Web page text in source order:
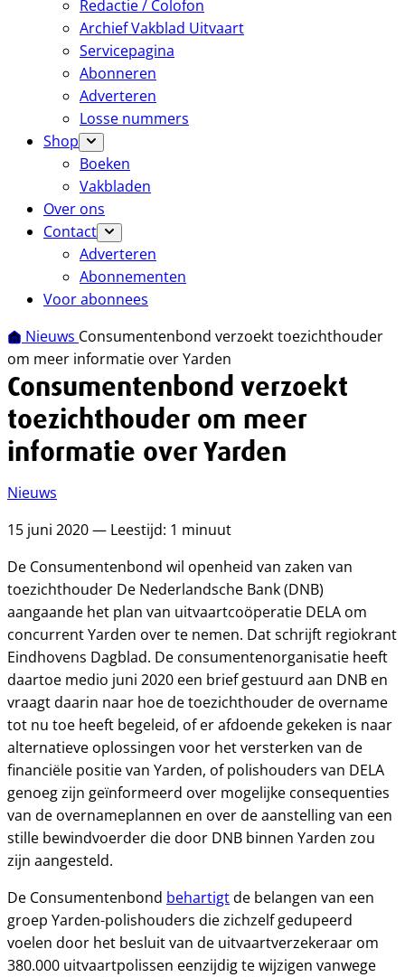
Redactie / Colofon
Archief Vakblad Uitvaart
Servicepagina
Abonneren
Adverteren
Losse nummers
Shop
Boeken
Vakbladen
Over ons
Contact
Adverteren
Abonnementen
Voor abonnees
Nieuws Consumentenbond verzoekt toezichthouder
om meer informatie over Yarden
Consumentenbond verzoekt
toezichthouder om meer
informatie over Yarden
Nieuws
15 juni 2020 — Leestijd: 1 minuut
De Consumentenbond wil openheid van zaken van
toezichthouder De Nederlandsche Bank (DNB)
aangaande het plan van uitvaartcoöperatie DELA om
concurrent Yarden over te nemen. Dat schrijft regiokrant
Eindhovens Dagblad. De consumentenorganisatie heeft
daartoe medio juni 2020 een brief gestuurd aan DNB en
vraagt daarin naar hoe de toezichthouder de overname
tot nu toe heeft begeleid, of er afdoende gekeken is naar
alternatieve oplossingen voor het versterken van de
financiële positie van Yarden, of polishouders van DELA
genoeg zijn geïnformeerd over mogelijke consequenties
van de overnameplannen en over de aanstelling van een
stille bewindvoerder die door DNB binnen Yarden zou
zijn aangesteld.
De Consumentenbond behartigtde belangen van een
groep Yarden-polishouders die zichzelf gedupeerd
voelen door het besluit van de uitvaartverzekeraar om
380.000 uitvaartpolissen eenzijdig te wijzigen vanwege